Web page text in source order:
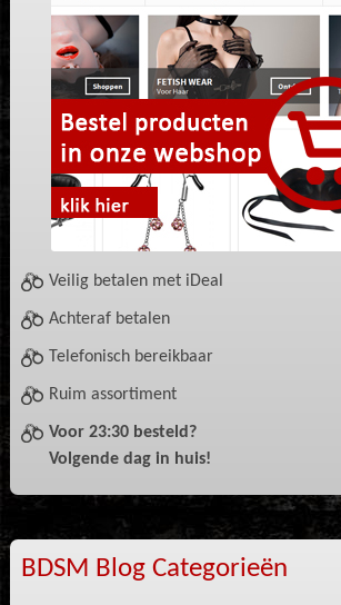
Veilig betalen met iDeal
Achteraf betalen
Telefonisch bereikbaar
Ruim assortiment
Voor 23:30 besteld?
Volgende dag in huis!
BDSM Blog Categorieën